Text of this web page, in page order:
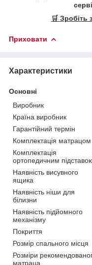
🛒 Зробіть
Приховати
Характеристики
Основні
Виробник
Країна виробник
Гарантійний термін
Комплектація матрацом
Комплектація
ортопедичним
Наявність висувного
ящика
Наявність ніши для
білизни
Наявність підйомного
механізму
Покриття
Розмір спального місця
Розміри
матраца